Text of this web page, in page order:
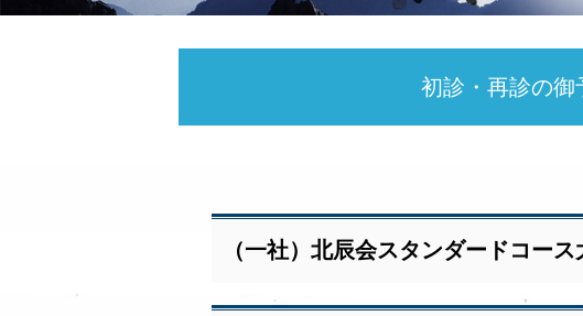
初診・再診の御
（一社）北辰会スタンダードコー